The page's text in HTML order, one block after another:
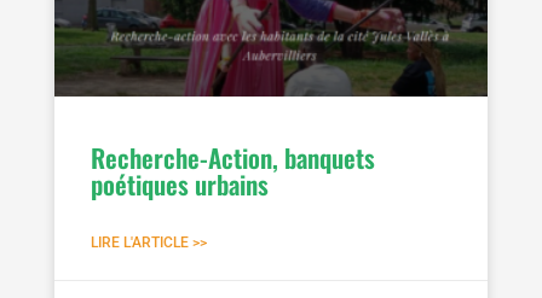
Recherche-Action, banquets
poétiques urbains
LIRE L'ARTICLE >>